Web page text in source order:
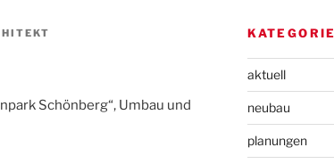
Schönberg“, Umbau und
aktuell
neubau
planungen